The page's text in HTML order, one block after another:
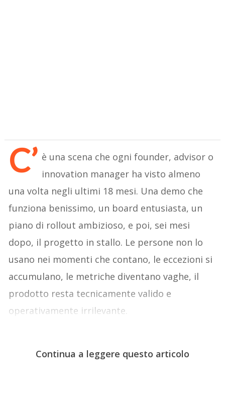
C’ è una scena che ogni founder, advisor o
innovation manager ha visto almeno
una volta negli ultimi 18 mesi. Una demo che
funziona benissimo, un board entusiasta, un
piano di rollout ambizioso, e poi, sei mesi
dopo, il progetto in stallo. Le persone non lo
usano nei momenti che contano, le eccezioni si
accumulano, le metriche diventano vaghe, il
prodotto resta tecnicamente valido e
operativamente irrilevante.
Continua a leggere questo articolo